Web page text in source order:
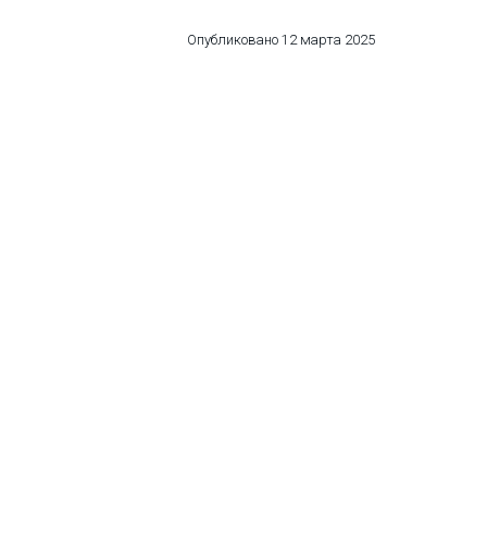
Опубликовано 12 марта 2025
Гудаури
INFO